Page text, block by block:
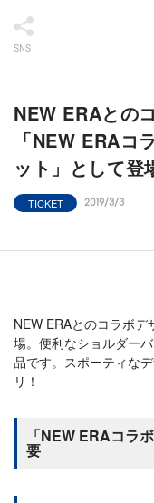
SNS
NEW ERAとの
「NEW ERAコ
ット」として登
TICKET 2019/3/3
NEW ERAとのコラボ
場。便利なショルダー
品です。スポーティな
リ！
「NEW ERAコラ
要